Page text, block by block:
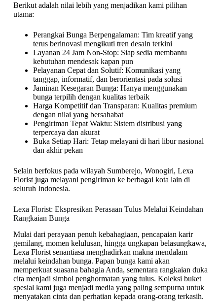
Berikut adalah nilai lebih yang menjadikan kami pilihan
utama:
Perangkai Bunga Berpengalaman: Tim kreatif yang
terus berinovasi mengikuti tren desain terkini
Layanan 24 Jam Non-Stop: Siap sedia membantu
kebutuhan mendesak kapan pun
Pelayanan Cepat dan Solutif: Komunikasi yang
tanggap, informatif, dan berorientasi pada solusi
Jaminan Kesegaran Bunga: Hanya menggunakan
bunga terpilih dengan kualitas terbaik
Harga Kompetitif dan Transparan: Kualitas premium
dengan nilai yang bersahabat
Pengiriman Tepat Waktu: Sistem distribusi yang
terpercaya dan akurat
Buka Setiap Hari: Tetap melayani di hari libur nasional
dan akhir pekan
Selain berfokus pada wilayah Sumberejo, Wonogiri, Lexa
Florist juga melayani pengiriman ke berbagai kota lain di
seluruh Indonesia.
Lexa Florist: Ekspresikan Perasaan Tulus Melalui Keindahan
Rangkaian Bunga
Mulai dari perayaan penuh kebahagiaan, pencapaian karir
gemilang, momen kelulusan, hingga ungkapan belasungkawa,
Lexa Florist senantiasa menghadirkan makna mendalam
melalui keindahan bunga. Papan bunga kami akan
memperkuat suasana bahagia Anda, sementara rangkaian duka
cita menjadi simbol penghormatan yang tulus. Koleksi buket
spesial kami juga menjadi media yang paling sempurna untuk
menyatakan cinta dan perhatian kepada orang-orang terkasih.